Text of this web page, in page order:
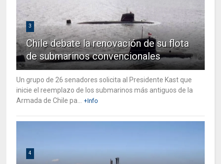
3
Chile debate la renovación de su flota
de submarinos convencionales
Un grupo de 26 senadores solicita al Presidente Kast que
inicie el reemplazo de los submarinos más antiguos de la
Armada de Chile pa...
+Info
4